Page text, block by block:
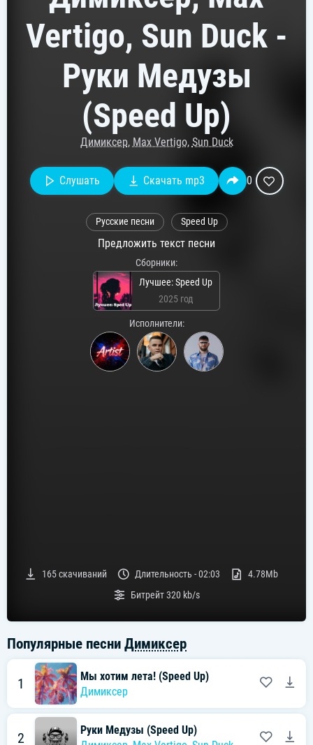
Vertigo, Sun Duck -
Руки Медузы
(Speed Up)
Димиксер, Max Vertigo, Sun Duck
Слушать Скачать mp3 0
Русские песни Speed Up
Предложить текст песни
Сборники:
Лучшее: Speed Up
2025 год
Исполнители:
165скачиваний Длительность -02:03
4.78Mb
Битрейт320 kb/s
Популярные песни Димиксер
1
Мы хотим лета! (Speed Up)
Димиксер
2
Руки Медузы (Speed Up)